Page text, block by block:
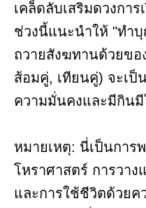
เคล็ดลับเสริมดวงกา
ช่วงนี้แนะนำให้ "ทำ
ถวายสังฆทานด้วยข
ส้อมคู่, เทียนคู่) จะเป็
ความมั่นคงและมีกิน
หมายเหตุ: นี่เป็นกา
โหราศาสตร์ การวาง
และการใช้ชีวิตด้วยค